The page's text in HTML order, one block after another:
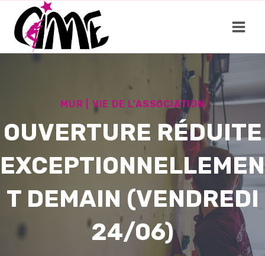
contenu
MUR VIE DE L'ASSOCIATION
OUVERTURE RÉDUITE
EXCEPTIONNELLEMEN
T DEMAIN (VENDREDI
24/06)